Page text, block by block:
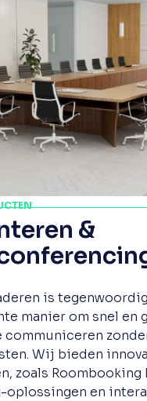
&
is
manier om snel en
communiceren
Wij bieden
zoals Roombooking
oplossingen en